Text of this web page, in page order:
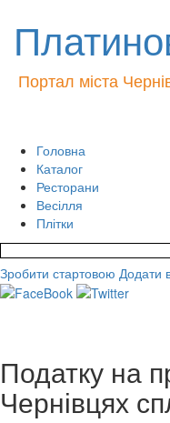
Портал міста
Головна
Каталог
Ресторани
Весілля
Плітки
Зробити стартовою Додати
Податку на
Чернівцях